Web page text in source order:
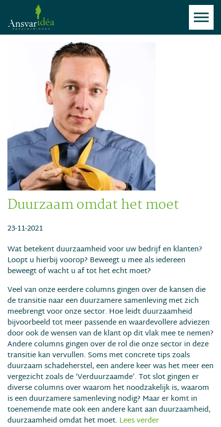
Duurzaam omdat het moet
23-11-2021
Wat betekent duurzaamheid voor uw bedrijf en klanten?
Loopt u hierbij voorop? Beweegt u mee als iedereen
beweegt of wacht u af tot het echt moet?
Veel van onze eerdere columns gingen over de kansen die
de transitie naar een duurzamere samenleving met zich
meebrengt voor onze sector. Hoe leidt duurzaamheid
bijvoorbeeld tot meer passende en waardevollere adviezen
door ook de wensen van de klant op dit vlak mee te nemen?
Andere columns gingen over de rol die onze sector in deze
transitie kan vervullen. Soms met concrete tips zoals
duurzaam schadeherstel, een andere keer was het meer een
vergezicht zoals de ‘Verduurzaamde’. Tot slot gingen er
diverse columns over waarom het noodzakelijk is, waarom
is een duurzamere samenleving nodig? Maar er komt in
toenemende mate ook een andere kant aan duurzaamheid,
duurzaamheid omdat het moet. Lees verder